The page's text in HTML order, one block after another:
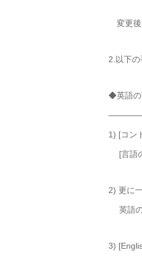
変更後
2.以下の
◆英語の
1) [コン
[言語
2) 更に
英語の
3)